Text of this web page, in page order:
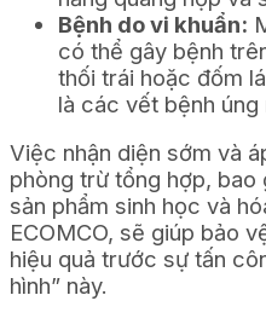
Bệnh do vi khuẩn:
có thể gây bệnh
thối trái hoặc đốm
là các vết bệnh
Việc nhận diện sớm và
phòng trừ tổng hợp,
sản phẩm sinh học và
ECOMCO, sẽ giúp bảo
hiệu quả trước sự tấn
hình” này.